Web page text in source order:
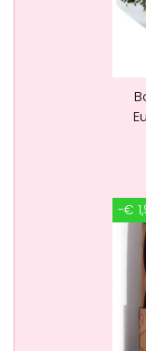
-€